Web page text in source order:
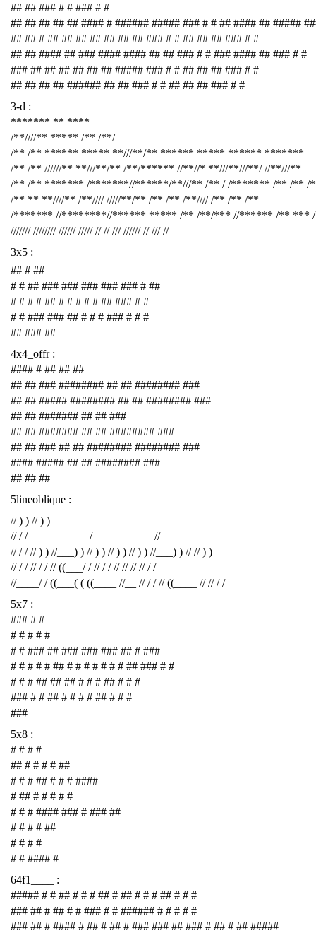
## ## ### # # ### # #
## ## ## ## ## #### # ###### ##### ### # # ## #### ## #####
## ## # ## ## ## ## ## ## ## ### # # ## ## ## ### # #
## ## #### ## ### #### #### ## ## ### # # ### #### ## ### # #
### ## ## ## ## ## ## ##### ### # # ## ## ## ### # #
## ## ## ## ###### ## ## ### # # ## ## ## ### # #
3-d :
******* ** ****
/**////** ***** /** /**/
/** /** ****** ***** **///**/** ****** ***** ****** *******
/** /** //////** **///**/** /**/****** //**//* **///**///**/ //**///**
/** /** ******* /*******//******/**///** /** / /******* /** /** /
/** ** **////** /**//// /////**/** /** /** /**//// /** /** /**
/******* //********//****** ***** /** /**/*** //****** /** ***
/////// //////// ////// ///// // // /// ////// // /// //
3x5 :
## # ##
# # ## ### ### ### ### ### # ##
# # # # ## # # # # # ## ### # #
# # ### ### ## # # # ### # # #
## ### ##
4x4_offr :
#### # ## ## ##
## ## ### ######## ## ## ######## ###
## ## ##### ######## ## ## ######## ###
## ## ####### ## ## ###
## ## ####### ## ## ######## ###
## ## ### ## ## ######## ######## ###
#### ##### ## ## ######## ###
## ## ##
5lineoblique :
// ) ) // ) )
// / / ___ ___ ___ / __ __ ___ __//__ __
// / / // ) ) //___) ) // ) ) // ) ) // ) ) //___) ) // // ) )
// / / // / / // ((___/ / // / / // // // // / /
//____/ / ((___( ( ((____ //__ // / / // ((____ // // / /
5x7 :
### # #
# # # # #
# # ### ## ### ### ### ## # ###
# # # # # ## # # # # # # # ## ### # #
# # # ## ## ## # # # ## # # #
### # # ## # # # # ## # # #
###
5x8 :
# # # #
## # # # # ##
# # # ## # # # ####
# ## # # # # #
# # # #### ### # ### ##
# # # # ##
# # # #
# # #### #
64f1____ :
##### # # ## # # # ## # ## # # # ## # # #
### ## # ## # # ### # # ###### # # # # #
### ## # #### # ## # ## # ### ### ## ### # ## # ## #####